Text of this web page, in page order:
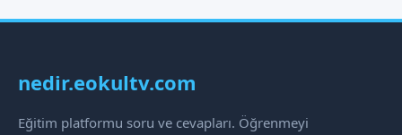
nedir.eokultv.com
Eğitim platformu soru ve cevapları. Öğrenmeyi